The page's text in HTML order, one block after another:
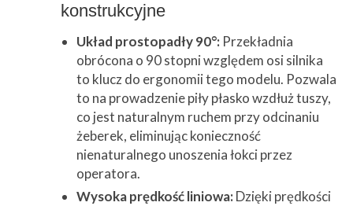
konstrukcyjne
Układ prostopadły 90°:Przekładnia
obrócona o 90 stopni względem osi silnika
to klucz do ergonomii tego modelu. Pozwala
to na prowadzenie piły płasko wzdłuż tuszy,
co jest naturalnym ruchem przy odcinaniu
żeberek, eliminując konieczność
nienaturalnego unoszenia łokci przez
operatora.
Wysoka prędkość liniowa:Dzięki prędkości